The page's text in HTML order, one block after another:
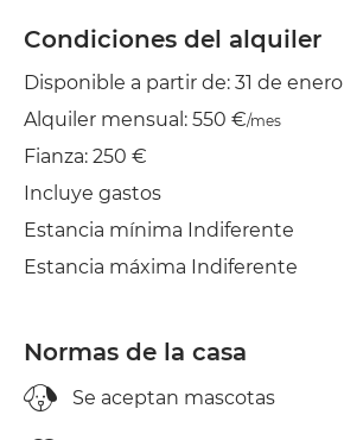
Plancha
Secadora
Condiciones del alquiler
Disponible a partir de: 31 de enero
Alquiler mensual: 550 €/mes
Fianza: 250 €
Incluye gastos
Estancia mínima Indiferente
Estancia máxima Indiferente
Normas de la casa
Se aceptan mascotas